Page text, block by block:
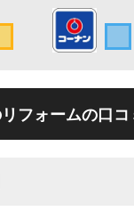
フォームの口コ